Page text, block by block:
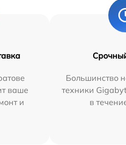
ваше
и
Большинство
техники
в